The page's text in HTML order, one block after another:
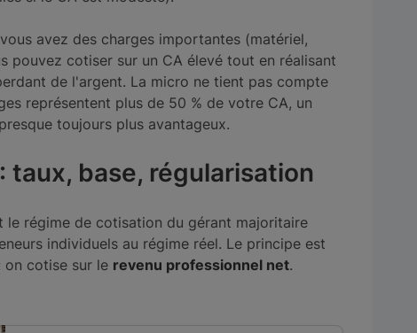
avez des charges importantes (matériel,
pouvez cotiser sur un CA élevé tout en réalisant
de l'argent. La micro ne tient pas compte
représentent plus de 50 % de votre CA, un
toujours plus avantageux.
taux, base, régularisation
le régime de cotisation du gérant majoritaire
individuels au régime réel. Le principe est
cotise sur le revenu professionnel net.